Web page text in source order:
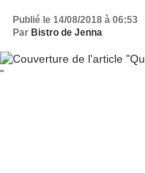
Publié le 14/08/2018 à 06:53
Par Bistro de Jenna